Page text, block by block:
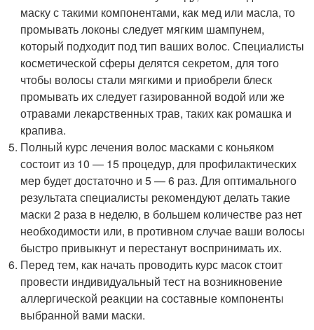
маску с такими компонентами, как мед или масла, то
промывать локоны следует мягким шампунем,
который подходит под тип ваших волос. Специалисты
косметической сферы делятся секретом, для того
чтобы волосы стали мягкими и приобрели блеск
промывать их следует газированной водой или же
отравами лекарственных трав, таких как ромашка и
крапива.
Полный курс лечения волос масками с коньяком
состоит из 10 — 15 процедур, для профилактических
мер будет достаточно и 5 — 6 раз. Для оптимального
результата специалисты рекомендуют делать такие
маски 2 раза в неделю, в большем количестве раз нет
необходимости или, в противном случае ваши волосы
быстро привыкнут и перестанут воспринимать их.
Перед тем, как начать проводить курс масок стоит
провести индивидуальный тест на возникновение
аллергической реакции на составные компоненты
выбранной вами маски.